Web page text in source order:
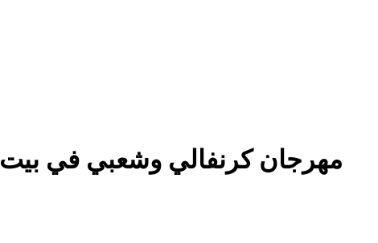
مهرجان كرنفالي وشعبي في بيت